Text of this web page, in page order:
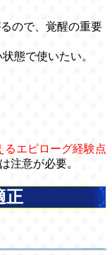
ので、覚醒の重要
態で使いたい。
るエピローグ経験点
注意が必要。
正